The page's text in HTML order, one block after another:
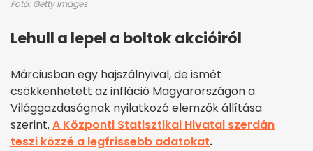
Fotó: Getty Images
Lehull a lepel a boltok akcióiról
Márciusban egy hajszálnyival, de ismét
csökkenhetett az infláció Magyarországon a
Világgazdaságnak nyilatkozó elemzők állítása
szerint. A Központi Statisztikai Hivatal szerdán
teszi közzé a legfrissebb adatokat.